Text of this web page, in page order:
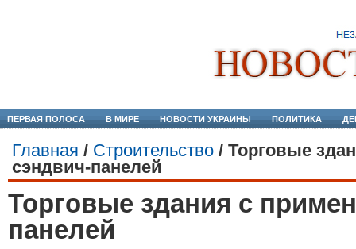
ПЕРВАЯ ПОЛОСА В МИРЕ НОВОСТИ УКРАИНЫ ПОЛИТИКА
Главная / Строительство / Торговые
сэндвич-панелей
Торговые здания с
панелей